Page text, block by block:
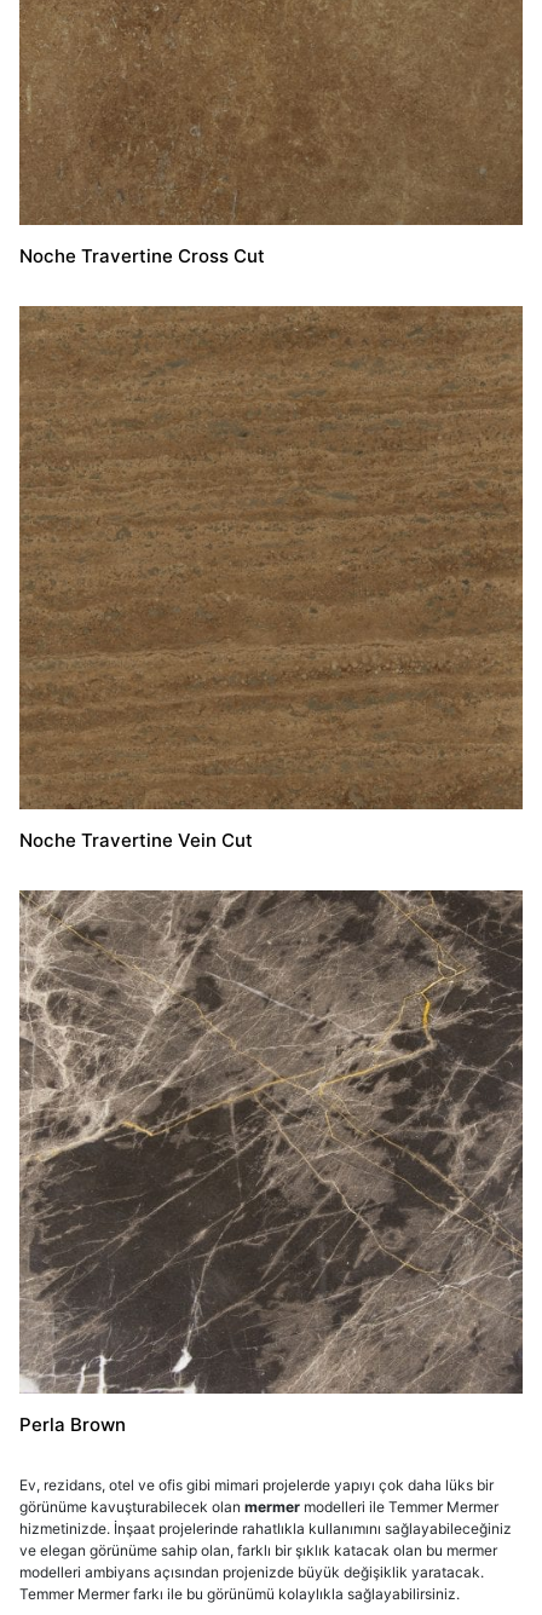
Noche Travertine Cross Cut
Noche Travertine Vein Cut
Perla Brown
Ev, rezidans, otel ve ofis gibi mimari projelerde yapıyı çok daha lüks bir
görünüme kavuşturabilecek olan mermer modelleri ile Temmer Mermer
hizmetinizde. İnşaat projelerinde rahatlıkla kullanımını sağlayabileceğiniz
ve elegan görünüme sahip olan, farklı bir şıklık katacak olan bu mermer
modelleri ambiyans açısından projenizde büyük değişiklik yaratacak.
Temmer Mermer farkı ile bu görünümü kolaylıkla sağlayabilirsiniz.